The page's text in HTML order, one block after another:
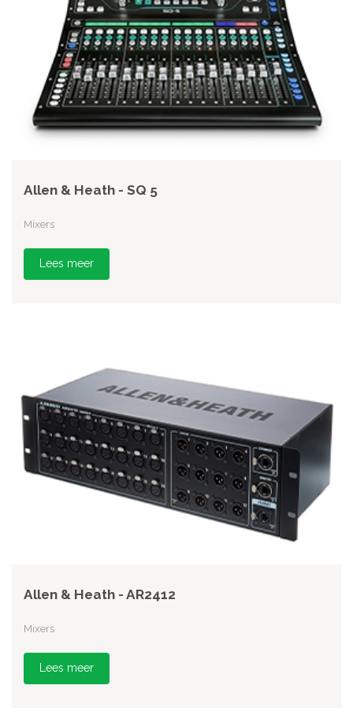
Allen & Heath - SQ 5
Mixers
Lees meer
Allen & Heath - AR2412
Mixers
Lees meer